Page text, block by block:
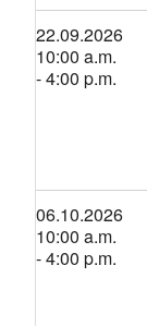
22.09.2026
10:00 a.m.
- 4:00 p.m.
06.10.2026
10:00 a.m.
- 4:00 p.m.